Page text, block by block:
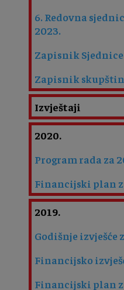
6. Redovna
2023.
Zapisnik
Zapisnik
Izvještaji
2020.
Program rada za
Financijski plan
2019.
Godišnje izvješće
Financijsko
Financijski plan